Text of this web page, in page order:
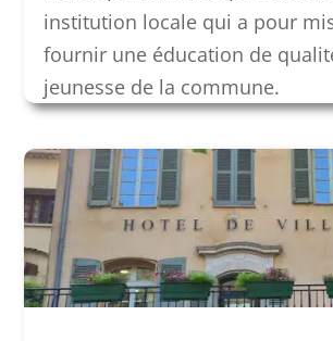
institution locale qui a pour
fournir une éducation de
jeunesse de la commune.